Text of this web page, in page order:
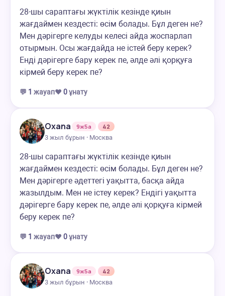
28-шы сараптағы жүктілік кезінде қиын
жағдаймен кездесті: өсім болады. Бұл деген не?
Мен дәрігерге келуды келесі айда жоспарлап
отырмын. Осы жағдайда не істей беру керек?
Енді дәрігерге бару керек пе, әлде әлі қорқуға
кірмей беру керек пе?
💬 1 жауап❤️ 0ұнату
Oxana 9ж5а
42
3 жыл бұрын · Москва
28-шы сараптағы жүктілік кезінде қиын
жағдаймен кездесті: өсім болады. Бұл деген не?
Мен дәрігерге әдеттегі уақытта, басқа айда
жазылдым. Мен не істеу керек? Ендігі уақытта
дәрігерге бару керек пе, әлде әлі қорқуға кірмей
беру керек пе?
💬 1 жауап❤️ 0ұнату
Oxana 9ж5а
42
3 жыл бұрын · Москва